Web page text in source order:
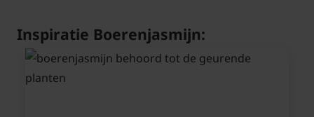
Inspiratie Boerenjasmijn: